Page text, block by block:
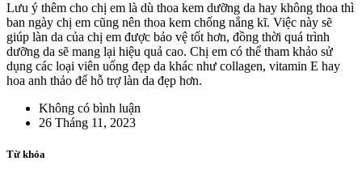
Lưu ý thêm cho chị em là dù thoa kem dưỡng da hay không thoa thì
ban ngày chị em cũng nên thoa kem chống nắng kĩ. Việc này sẽ
giúp làn da của chị em được bảo vệ tốt hơn, đồng thời quá trình
dưỡng da sẽ mang lại hiệu quả cao. Chị em có thể tham khảo sử
dụng các loại viên uống đẹp da khác như collagen, vitamin E hay
hoa anh thảo để hỗ trợ làn da đẹp hơn.
Không có bình luận
26 Tháng 11, 2023
Từ khóa